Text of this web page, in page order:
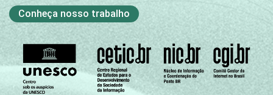
informações em:
https://cetic.br/noticia/cetic-br-informa-
correcao-dos-resultados-da-pesquisa-tic-
kids-online-brasil-2015/
Conheça nosso trabalho